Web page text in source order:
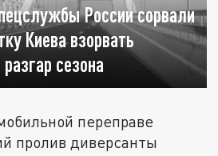
России сорвали
Киева взорвать
сезона
переправе
пролив диверсанты